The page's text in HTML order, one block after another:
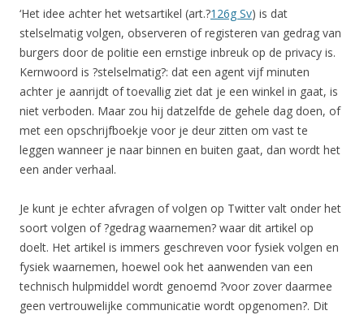
‘Het idee achter het wetsartikel (art.?126g Sv) is dat
stelselmatig volgen, observeren of registeren van gedrag van
burgers door de politie een ernstige inbreuk op de privacy is.
Kernwoord is ?stelselmatig?: dat een agent vijf minuten
achter je aanrijdt of toevallig ziet dat je een winkel in gaat, is
niet verboden. Maar zou hij datzelfde de gehele dag doen, of
met een opschrijfboekje voor je deur zitten om vast te
leggen wanneer je naar binnen en buiten gaat, dan wordt het
een ander verhaal.
Je kunt je echter afvragen of volgen op Twitter valt onder het
soort volgen of ?gedrag waarnemen? waar dit artikel op
doelt. Het artikel is immers geschreven voor fysiek volgen en
fysiek waarnemen, hoewel ook het aanwenden van een
technisch hulpmiddel wordt genoemd ?voor zover daarmee
geen vertrouwelijke communicatie wordt opgenomen?. Dit